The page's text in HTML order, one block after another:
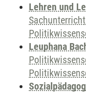
Lehren und
Sachunterricht
Leuphana